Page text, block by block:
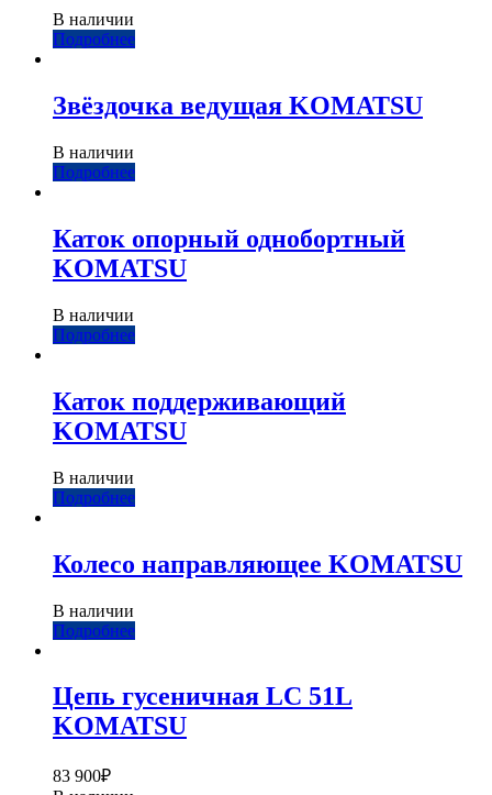
В наличии
Подробнее
Звёздочка ведущая KOMATSU
В наличии
Подробнее
Каток опорный однобортный
KOMATSU
В наличии
Подробнее
Каток поддерживающий
KOMATSU
В наличии
Подробнее
Колесо направляющее KOMATSU
В наличии
Подробнее
Цепь гусеничная LC 51L
KOMATSU
83 900₽